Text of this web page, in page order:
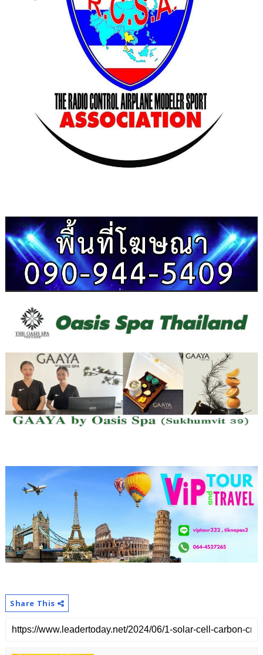
Share This